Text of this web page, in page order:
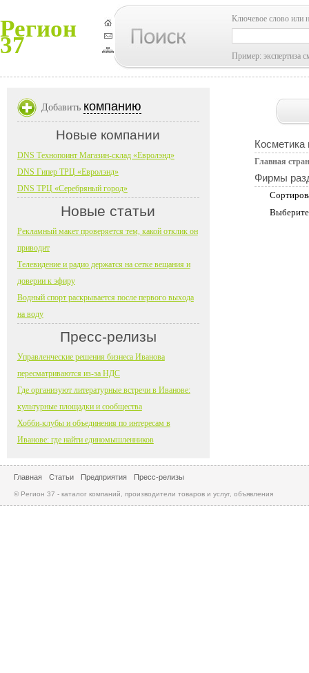
Регион
37
Ключевое слово или
Пример: экспертиза
Главная
Фирмы
Добавить компанию
Новые компании
DNS Технопоинт Магазин-склад «Евролэнд»
DNS Гипер ТРЦ «Евролэнд»
DNS ТРЦ «Серебряный город»
Новые статьи
Рекламный макет проверяется тем, какой отклик он
приводит
Телевидение и радио держатся на сетке вещания и
доверии к эфиру
Водный спорт раскрывается после первого выхода
на воду
Пресс-релизы
Управленческие решения бизнеса Иванова
пересматриваются из-за НДС
Где организуют литературные встречи в Иванове:
культурные площадки и сообщества
Хобби-клубы и объединения по интересам в
Иванове: где найти единомышленников
Главная Статьи Предприятия Пресс-релизы
© Регион 37 - каталог компаний, производители товаров и услуг, объявления